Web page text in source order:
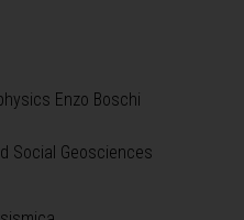
Enzo Boschi
Social Geosciences